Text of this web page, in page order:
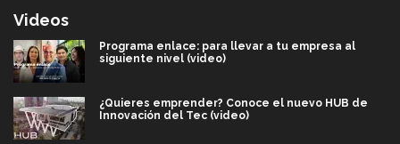
Videos
Programa enlace: para llevar a tu empresa al
siguiente nivel (video)
¿Quieres emprender? Conoce el nuevo HUB de
Innovación del Tec (video)